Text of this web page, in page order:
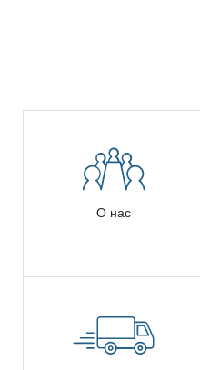
О нас